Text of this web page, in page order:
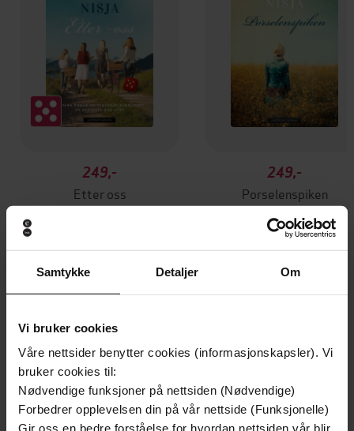
Samtykke Detaljer Om
Vi bruker cookies
Våre nettsider benytter cookies (informasjonskapsler). Vi
bruker cookies til:
Nødvendige funksjoner på nettsiden (Nødvendige)
Forbedrer opplevelsen din på vår nettside (Funksjonelle)
Gir oss en bedre forståelse for hvordan nettsiden vår blir
249,-
Etter oss
Gunn Marit Nisja
249,-
Porselenspiken
Gunn Marit Nisja
EBOK
Premium
Vinner av Rivertonprisen
Premium